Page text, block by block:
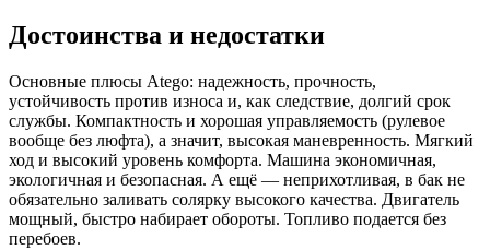
Достоинства и недостатки
Основные плюсы Atego: надежность, прочность,
устойчивость против износа и, как следствие, долгий срок
службы. Компактность и хорошая управляемость (рулевое
вообще без люфта), а значит, высокая маневренность. Мягкий
ход и высокий уровень комфорта. Машина экономичная,
экологичная и безопасная. А ещё — неприхотливая, в бак не
обязательно заливать солярку высокого качества. Двигатель
мощный, быстро набирает обороты. Топливо подается без
перебоев.